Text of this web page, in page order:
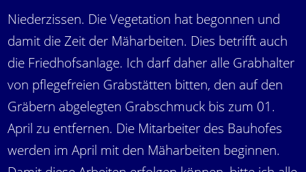
Niederzissen. Die Vegetation hat begonnen und
damit die Zeit der Mäharbeiten. Dies betrifft auch
die Friedhofsanlage. Ich darf daher alle Grabhalter
von pflegefreien Grabstätten bitten, den auf den
Gräbern abgelegten Grabschmuck bis zum 01.
April zu entfernen. Die Mitarbeiter des Bauhofes
werden im April mit den Mäharbeiten beginnen.